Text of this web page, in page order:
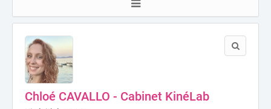
Chloé CAVALLO - Cabinet KinéLab